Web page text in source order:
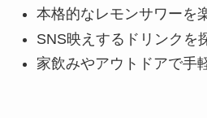
本格的なレモンサワーを
SNS映えするドリンクを
家飲みやアウトドアで手